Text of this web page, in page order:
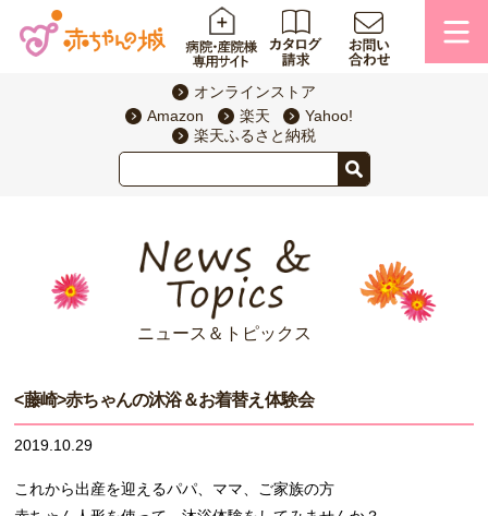
オンラインストア
Amazon
楽天
Yahoo!
楽天ふるさと納税
ニュース＆トピックス
<藤崎>赤ちゃんの沐浴＆お着替え体験会
2019.10.29
これから出産を迎えるパパ、ママ、ご家族の方